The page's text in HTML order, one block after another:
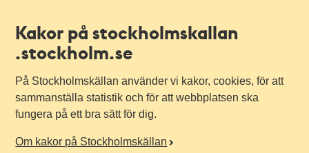
Kakor på stockholmskallan
.stockholm.se
På Stockholmskällan använder vi kakor, cookies, för att
sammanställa statistik och för att webbplatsen ska
fungera på ett bra sätt för dig.
Om kakor på Stockholmskällan